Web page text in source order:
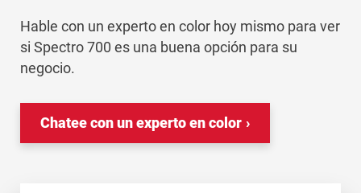
Hable con un experto en color hoy mismo para ver
si Spectro 700 es una buena opción para su
negocio.
Chatee con un experto en color